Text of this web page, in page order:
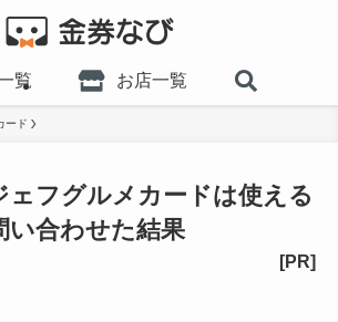
覧 お店一覧
ード
ェフグルメカードは使える
い合わせた結果